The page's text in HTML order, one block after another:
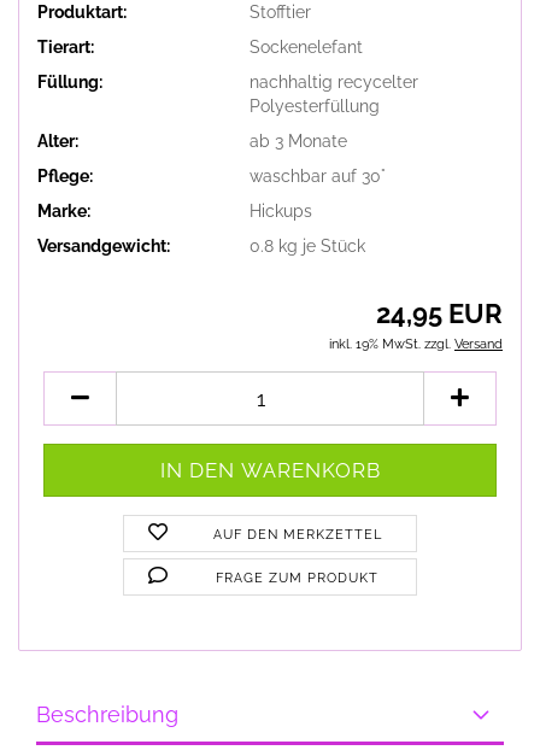
Produktart:
Stofftier
Tierart:
Sockenelefant
Füllung:
nachhaltig recycelter
Polyesterfüllung
Alter:
ab 3 Monate
Pflege:
waschbar auf 30°
Marke:
Hickups
Versandgewicht:
0.8kg je Stück
24,95 EUR
inkl. 19% MwSt. zzgl. Versand
AUF DEN MERKZETTEL
FRAGE ZUM PRODUKT
Beschreibung